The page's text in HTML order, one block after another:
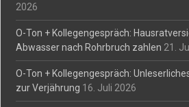
2026
O-Ton + Kollegengespräch:
Abwasser nach Rohrbruch zahlen 21.
O-Ton + Kollegengespräch:
zur Verjährung 16. Juli 2026